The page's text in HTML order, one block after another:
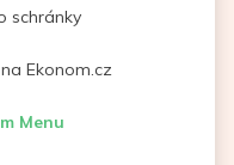
schránky
Ekonom.cz
Menu